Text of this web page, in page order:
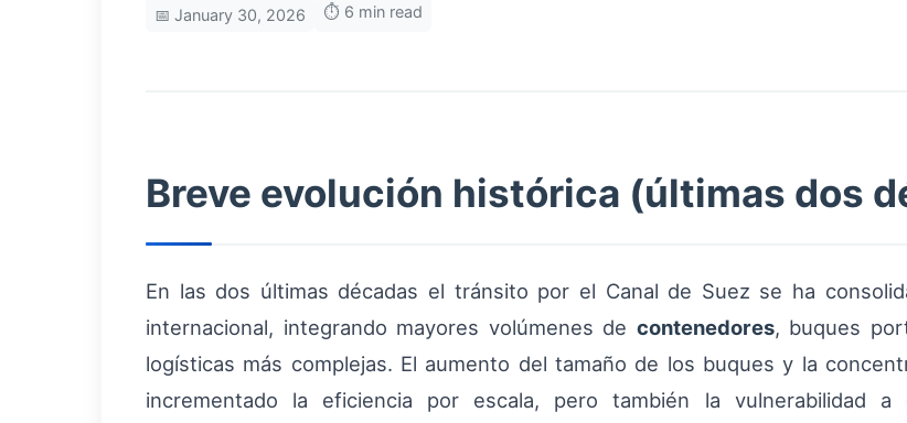
📅 January 30, 2026 ⏱️ 6 min read
Breve evolución histórica (últimas dos
En las dos últimas décadas el tránsito por el Canal de Suez se ha
internacional, integrando mayores volúmenes de contenedores, buques
logísticas más complejas. El aumento del tamaño de los buques y la
incrementado la eficiencia por escala, pero también la vulnerabilidad a